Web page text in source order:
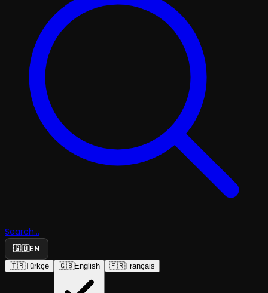
Search...
🇬🇧EN
🇹🇷Türkçe 🇬🇧English 🇫🇷Français